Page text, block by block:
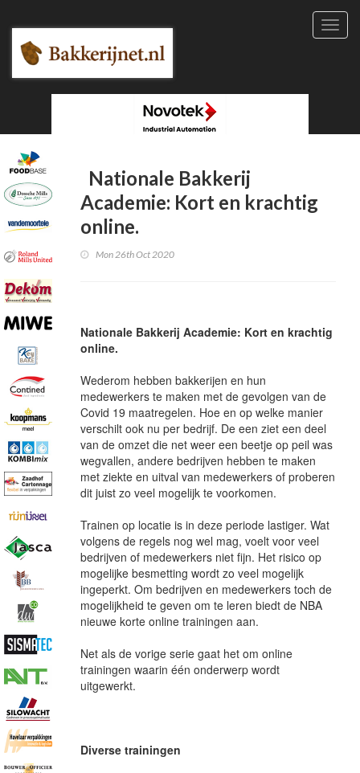
Nationale Bakkerij
Academie: Kort en krachtig
online.
Mon 26th Oct 2020
Nationale Bakkerij Academie: Kort en krachtig
online.
Wederom hebben bakkerijen en hun
medewerkers te maken met de gevolgen van de
Covid 19 maatregelen. Hoe en op welke manier
verschilt ook nu per bedrijf. De een ziet een deel
van de omzet die net weer een beetje op peil was
wegvallen, andere bedrijven hebben te maken
met ziekte en uitval van medewerkers of proberen
dit juist zo veel mogelijk te voorkomen.
Trainen op locatie is in deze periode lastiger. Wat
volgens de regels nog wel mag, voelt voor veel
bedrijven of medewerkers niet fijn. Het risico op
mogelijke besmetting wordt zo veel mogelijk
ingeperkt. Om bedrijven en medewerkers toch de
mogelijkheid te geven om te leren biedt de NBA
nieuwe korte online trainingen aan.
Net als de vorige serie gaat het om online
trainingen waarin één onderwerp wordt
uitgewerkt.
Diverse trainingen